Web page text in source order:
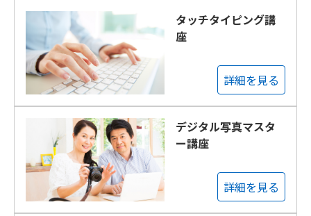
タッチタイピング講
座
詳細を見る
デジタル写真マスタ
ー講座
詳細を見る